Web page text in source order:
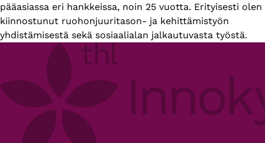
pääasiassa eri hankkeissa, noin 25 vuotta. Erityisesti olen
kiinnostunut ruohonjuuritason- ja kehittämistyön
yhdistämisestä sekä sosiaalialan jalkautuvasta työstä.